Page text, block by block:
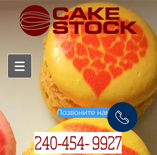
Позвоните нам
240-454- 9927